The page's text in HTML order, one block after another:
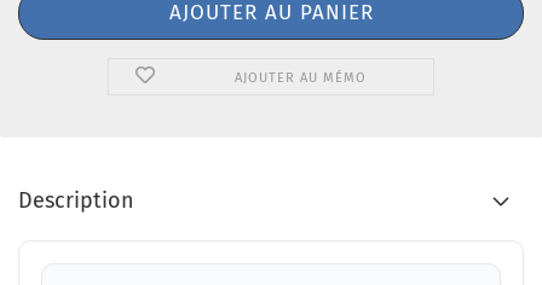
AJOUTER AU MÉMO
Description